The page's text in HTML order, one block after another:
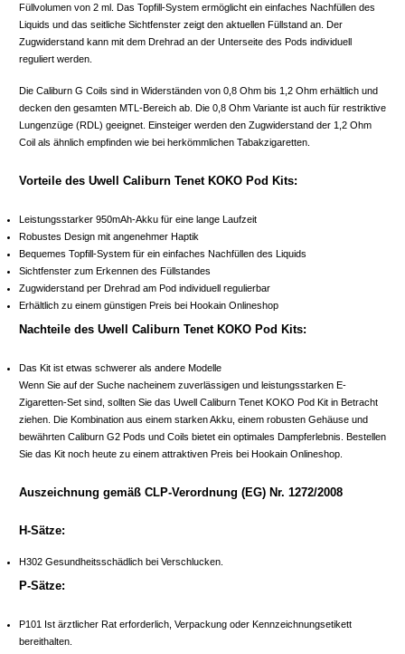
Füllvolumen von 2 ml. Das Topfill-System ermöglicht ein einfaches Nachfüllen des
Liquids und das seitliche Sichtfenster zeigt den aktuellen Füllstand an. Der
Zugwiderstand kann mit dem Drehrad an der Unterseite des Pods individuell
reguliert werden.
Die Caliburn G Coils sind in Widerständen von 0,8 Ohm bis 1,2 Ohm erhältlich und
decken den gesamten MTL-Bereich ab. Die 0,8 Ohm Variante ist auch für restriktive
Lungenzüge (RDL) geeignet. Einsteiger werden den Zugwiderstand der 1,2 Ohm
Coil als ähnlich empfinden wie bei herkömmlichen Tabakzigaretten.
Vorteile des Uwell Caliburn Tenet KOKO Pod Kits:
Leistungsstarker 950mAh-Akku für eine lange Laufzeit
Robustes Design mit angenehmer Haptik
Bequemes Topfill-System für ein einfaches Nachfüllen des Liquids
Sichtfenster zum Erkennen des Füllstandes
Zugwiderstand per Drehrad am Pod individuell regulierbar
Erhältlich zu einem günstigen Preis bei Hookain Onlineshop
Nachteile des Uwell Caliburn Tenet KOKO Pod Kits:
Das Kit ist etwas schwerer als andere Modelle
Wenn Sie auf der Suche nacheinem zuverlässigen und leistungsstarken E-
Zigaretten-Set sind, sollten Sie das Uwell Caliburn Tenet KOKO Pod Kit in Betracht
ziehen. Die Kombination aus einem starken Akku, einem robusten Gehäuse und
bewährten Caliburn G2 Pods und Coils bietet ein optimales Dampferlebnis. Bestellen
Sie das Kit noch heute zu einem attraktiven Preis bei Hookain Onlineshop.
Auszeichnung gemäß CLP-Verordnung (EG) Nr. 1272/2008
H-Sätze:
H302 Gesundheitsschädlich bei Verschlucken.
P-Sätze:
P101 Ist ärztlicher Rat erforderlich, Verpackung oder Kennzeichnungsetikett
bereithalten.